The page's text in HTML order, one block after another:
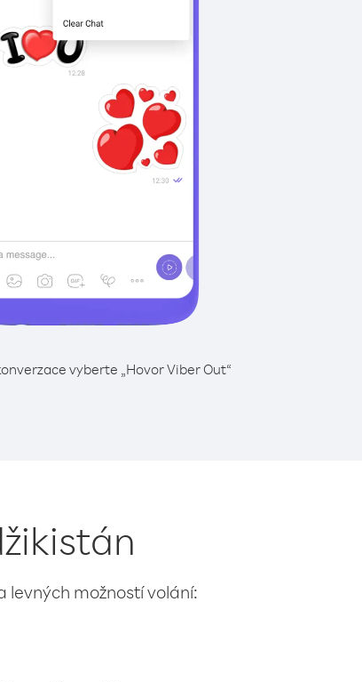
vyberte „Hovor Viber Out“
levných možností volání: